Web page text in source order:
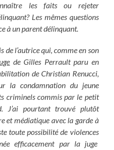
les faits ou rejeter
Les mêmes questions
à un parent délinquant.
de l’autrice qui, comme en son
de Gilles Perrault paru en
de Christian Renucci,
la condamnation du jeune
criminels commis par le petit
J’ai pourtant trouvé plutôt
et médiatique avec la garde à
toute possibilité de violences
efficacement par la juge